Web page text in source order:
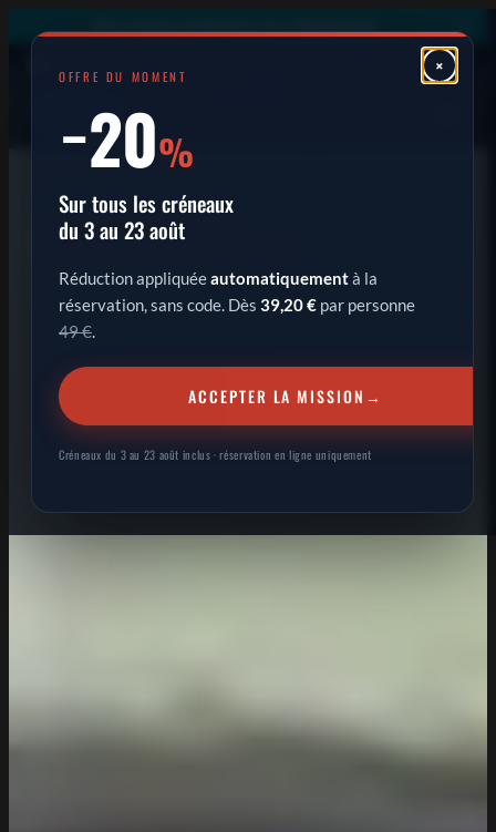
×
OFFRE DU MOMENT
−20%
Sur tous les créneaux
du 3 au 23 août
Réduction appliquéeautomatiquementà la
réservation, sans code. Dès 39,20 € par personne
49 €.
ACCEPTER LA MISSION →
Créneaux du 3 au 23 août inclus · réservation en ligne uniquement
×
RÉSERVER
5 FÉVRIER 2023
MALOTRU, UNE LÉGENDE